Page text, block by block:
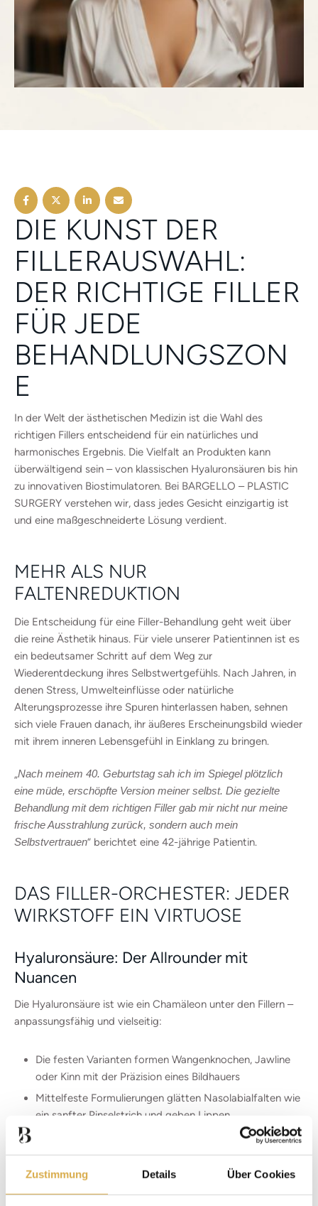
Zustimmung Details Über Cookies
DIE KUNST DER
FILLERAUSWAHL:
DER RICHTIGE FILLER
FÜR JEDE
BEHANDLUNGSZON
E
In der Welt der ästhetischen Medizin ist die Wahl des
richtigen Fillers entscheidend für ein natürliches und
harmonisches Ergebnis. Die Vielfalt an Produkten kann
überwältigend sein – von klassischen Hyaluronsäuren bis hin
zu innovativen Biostimulatoren. Bei BARGELLO – PLASTIC
SURGERY verstehen wir, dass jedes Gesicht einzigartig ist
und eine maßgeschneiderte Lösung verdient.
MEHR ALS NUR
FALTENREDUKTION
Die Entscheidung für eine Filler-Behandlung geht weit über
die reine Ästhetik hinaus. Für viele unserer Patientinnen ist es
ein bedeutsamer Schritt auf dem Weg zur
Wiederentdeckung ihres Selbstwertgefühls. Nach Jahren, in
denen Stress, Umwelteinflüsse oder natürliche
Alterungsprozesse ihre Spuren hinterlassen haben, sehnen
sich viele Frauen danach, ihr äußeres Erscheinungsbild wieder
mit ihrem inneren Lebensgefühl in Einklang zu bringen.
„Nach meinem 40. Geburtstag sah ich im Spiegel plötzlich
eine müde, erschöpfte Version meiner selbst. Die gezielte
Behandlung mit dem richtigen Filler gab mir nicht nur meine
frische Ausstrahlung zurück, sondern auch mein
Selbstvertrauen“ berichtet eine 42-jährige Patientin.
DAS FILLER-ORCHESTER: JEDER
WIRKSTOFF EIN VIRTUOSE
Hyaluronsäure: Der Allrounder mit
Nuancen
Die Hyaluronsäure ist wie ein Chamäleon unter den Fillern –
anpassungsfähig und vielseitig:
Die festen Varianten formen Wangenknochen, Jawline
oder Kinn mit der Präzision eines Bildhauers
Mittelfeste Formulierungen glätten Nasolabialfalten wie
ein sanfter Pinselstrich und geben Lippen
Unvernetzte Hyaluronsäuren hauchen feinen Linien
Leben ein